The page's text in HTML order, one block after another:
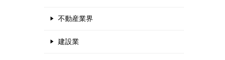
不動産業界
建設業